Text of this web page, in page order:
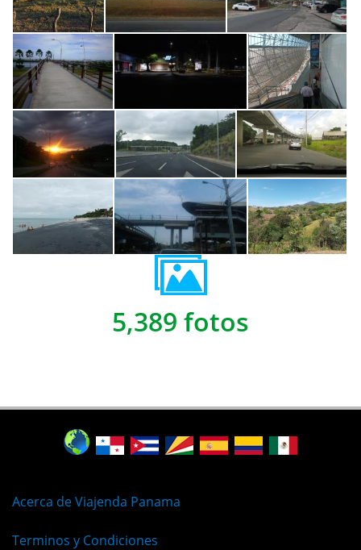
5,389 fotos
Acerca de Viajenda Panama
Terminos y Condiciones